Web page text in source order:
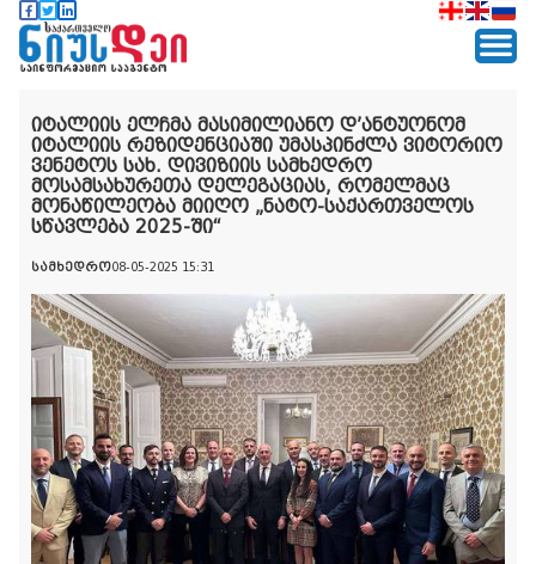
იტალიის ელჩმა მასიმილიანო დ’ანტუონომ
იტალიის რეზიდენციაში უმასპინძლა ვიტორიო
ვენეტოს სახ. დივიზიის სამხედრო
მოსამსახურეთა დელეგაციას, რომელმაც
მონაწილეობა მიიღო „ნატო-საქართველოს
სწავლება 2025-ში“
სამხედრო08-05-2025 15:31